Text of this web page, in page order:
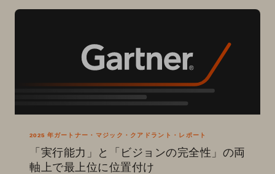
2025 年ガートナー・マジック・クアドラント・レポート
「実行能力」と「ビジョンの完全性」の両
軸上で最上位に位置付け